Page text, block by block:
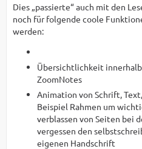
Dies „passierte“ auch mit den
noch für folgende coole
werden:
Übersichtlichkeit
ZoomNotes
Animation von Schrift,
Beispiel Rahmen um
verblassen von Seiten bei
vergessen den
eigenen Handschrift